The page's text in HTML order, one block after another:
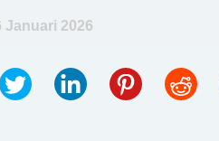
Januari 2026